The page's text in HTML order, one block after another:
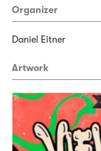
Organizer
Daniel Eitner
Artwork